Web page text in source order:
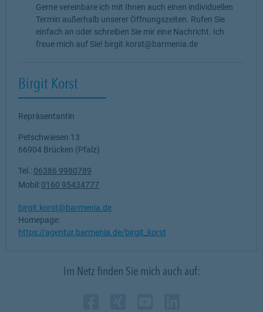
Gerne vereinbare ich mit Ihnen auch einen individuellen
Termin außerhalb unserer Öffnungszeiten. Rufen Sie
einfach an oder schreiben Sie mir eine Nachricht. Ich
freue mich auf Sie! birgit.korst@barmenia.de
Birgit Korst
Repräsentantin
Petschwiesen 13
66904 Brücken (Pfalz)
Tel.: 06386 9980789
Mobil: 0160 95434777
birgit.korst@barmenia.de
Homepage:
https://agentur.barmenia.de/birgit_korst
Im Netz finden Sie mich auch auf: